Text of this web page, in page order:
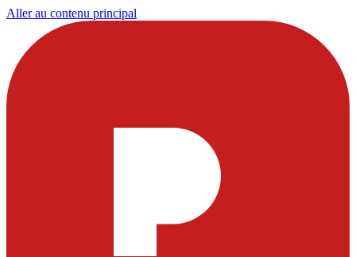
Aller au contenu principal